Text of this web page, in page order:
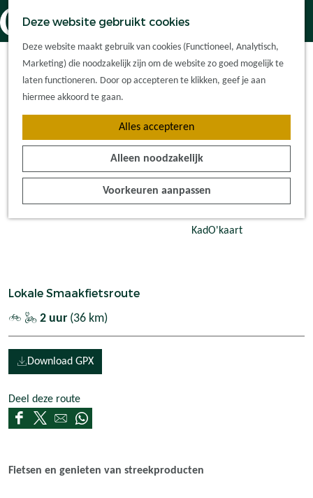
Deze website gebruikt cookies
Deze website maakt gebruik van cookies (Functioneel, Analytisch,
Marketing) die noodzakelijk zijn om de website zo goed mogelijk te
laten functioneren. Door op accepteren te klikken, geef je aan
hiermee akkoord te gaan.
Alles accepteren
Alleen noodzakelijk
Voorkeuren aanpassen
G
K
a
r
t
Z
e
k
e
M
e
n
u
Met groepen
Ontdek de
omgeving
Plan je bezoek
overnachten?
Plan op de kaart
KadO'kaart
Lokale Smaakfietsroute
2 uur (36 km)
Download GPX
Deel deze route
D
l
D
l
D
l
D
l
Fietsen en genieten van streekproducten